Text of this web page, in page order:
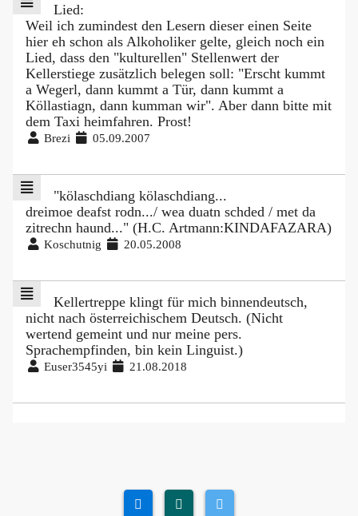
Lied:
Weil ich zumindest den Lesern dieser einen Seite
hier eh schon als Alkoholiker gelte, gleich noch ein
Lied, dass den "kulturellen" Stellenwert der
Kellerstiege zusätzlich belegen soll: "Erscht kummt
a Wegerl, dann kummt a Tür, dann kummt a
Köllastiagn, dann kumman wir". Aber dann bitte mit
dem Taxi heimfahren. Prost!
Brezi 05.09.2007
"kölaschdiang kölaschdiang...
dreimoe deafst rodn.../ wea duatn schded / met da
zitrechn haund..." (H.C. Artmann:KINDAFAZARA)
Koschutnig 20.05.2008
Kellertreppe klingt für mich binnendeutsch,
nicht nach österreichischem Deutsch. (Nicht
wertend gemeint und nur meine pers.
Sprachempfinden, bin kein Linguist.)
Euser3545yi 21.08.2018